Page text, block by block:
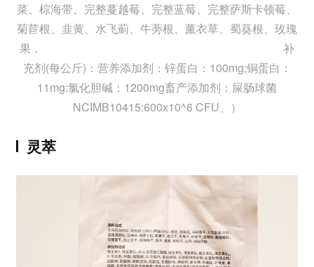
菜、棕海带、完整蔓越莓、完整蓝莓、完整萨斯卡顿莓、
菊苣根、韭黄、水飞薊、牛蒡根、薰衣草、蜀葵根、玫瑰
果． 补
充剂(每公斤)：营养添加剂：锌蛋白：100mg;铜蛋白：
11mg:氯化胆碱：1200mg畜产添加剂：屎肠球菌
NCIMB10415:600x10^6 CFU、）
灵萃